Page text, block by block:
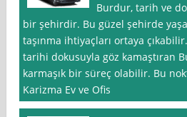
Burdur, tarih ve
bir şehirdir. Bu güzel şehirde
taşınma ihtiyaçları ortaya
tarihi dokusuyla göz kamaştıran
karmaşık bir süreç olabilir. Bu
Karizma Ev ve Ofis